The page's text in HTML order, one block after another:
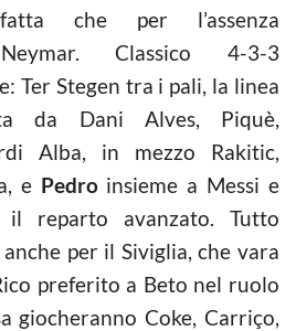
che per l’assenza
Classico 4-3-3
Ter Stegen tra i pali, la linea
da Dani Alves, Piquè,
Alba, in mezzo Rakitic,
e Pedroinsieme a Messi e
il reparto avanzato. Tutto
per il Siviglia, che vara
preferito a Beto nel ruolo
giocheranno Coke, Carriço,